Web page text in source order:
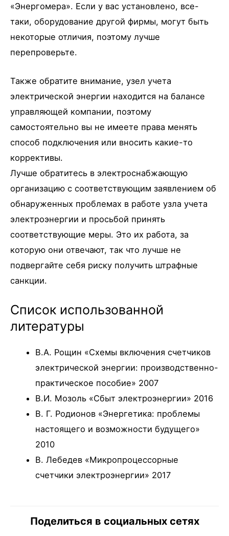
«Энергомера». Если у вас установлено, все-
таки, оборудование другой фирмы, могут быть
некоторые отличия, поэтому лучше
перепроверьте.
Также обратите внимание, узел учета
электрической энергии находится на балансе
управляющей компании, поэтому
самостоятельно вы не имеете права менять
способ подключения или вносить какие-то
коррективы.
Лучше обратитесь в электроснабжающую
организацию с соответствующим заявлением об
обнаруженных проблемах в работе узла учета
электроэнергии и просьбой принять
соответствующие меры. Это их работа, за
которую они отвечают, так что лучше не
подвергайте себя риску получить штрафные
санкции.
Список использованной
литературы
В.А. Рощин «Схемы включения счетчиков
электрической энергии: производственно-
практическое пособие» 2007
В.И. Мозоль «Сбыт электроэнергии» 2016
В. Г. Родионов «Энергетика: проблемы
настоящего и возможности будущего»
2010
В. Лебедев «Микропроцессорные
счетчики электроэнергии» 2017
Поделиться в социальных сетях